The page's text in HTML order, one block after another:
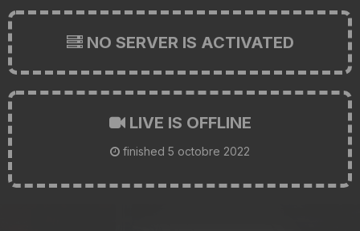
NO SERVER IS ACTIVATED
LIVE IS OFFLINE
finished 5 octobre 2022